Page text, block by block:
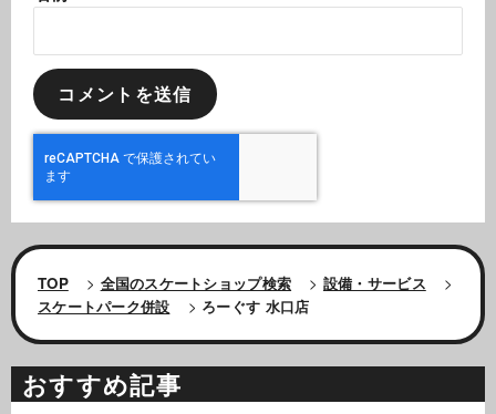
TOP > 全国のスケートショップ検索 > 設備・サービス
>
スケートパーク併設
> ろーぐす 水口店
おすすめ記事